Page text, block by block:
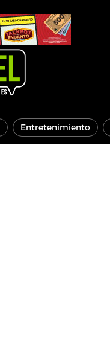
Entretenimiento